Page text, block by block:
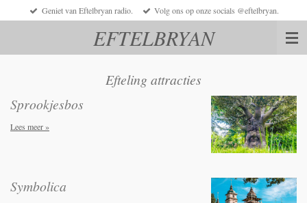
EFTELBRYAN
Geniet van Eftelbryan radio. Volg ons op onze socials @eftelbryan.
Efteling attracties
Sprookjesbos
Lees meer »
Symbolica